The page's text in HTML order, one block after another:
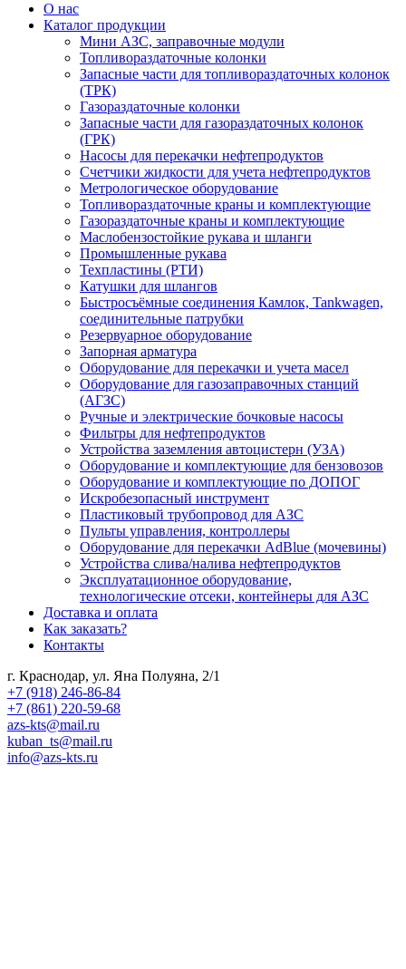
О нас
Каталог продукции
Мини АЗС, заправочные модули
Топливораздаточные колонки
Запасные части для топливораздаточных колонок
(ТРК)
Газораздаточные колонки
Запасные части для газораздаточных колонок
(ГРК)
Насосы для перекачки нефтепродуктов
Счетчики жидкости для учета нефтепродуктов
Метрологическое оборудование
Топливораздаточные краны и комплектующие
Газораздаточные краны и комплектующие
Маслобензостойкие рукава и шланги
Промышленные рукава
Техпластины (РТИ)
Катушки для шлангов
Быстросъёмные соединения Камлок, Tankwagen,
соединительные патрубки
Резервуарное оборудование
Запорная арматура
Оборудование для перекачки и учета масел
Оборудование для газозаправочных станций
(АГЗС)
Ручные и электрические бочковые насосы
Фильтры для нефтепродуктов
Устройства заземления автоцистерн (УЗА)
Оборудование и комплектующие для бензовозов
Оборудование и комплектующие по ДОПОГ
Искробезопасный инструмент
Пластиковый трубопровод для АЗС
Пульты управления, контроллеры
Оборудование для перекачки AdBlue (мочевины)
Устройства слива/налива нефтепродуктов
Эксплуатационное оборудование,
технологические отсеки, контейнеры для АЗС
Доставка и оплата
Как заказать?
Контакты
г. Краснодар, ул. Яна Полуяна, 2/1
+7 (918) 246-86-84
+7 (861) 220-59-68
azs-kts@mail.ru
kuban_ts@mail.ru
info@azs-kts.ru